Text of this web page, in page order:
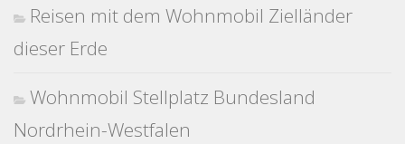
Reisen mit dem Wohnmobil Zielländer
dieser Erde
Wohnmobil Stellplatz Bundesland
Nordrhein-Westfalen